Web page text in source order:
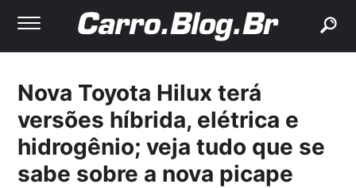
Nova Toyota Hilux terá
versões híbrida, elétrica e
hidrogênio; veja tudo que se
sabe sobre a nova picape